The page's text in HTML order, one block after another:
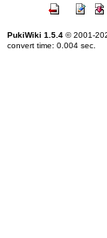
PukiWiki 1.5.4© 2001-
convert time: 0.004 sec.